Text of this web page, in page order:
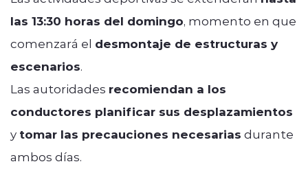
las 13:30 horas del domingo, momento en que
comenzará el desmontaje de estructuras y
escenarios.
Las autoridades recomiendan a los
conductores planificar sus desplazamientos
y tomar las precauciones necesarias durante
ambos días.